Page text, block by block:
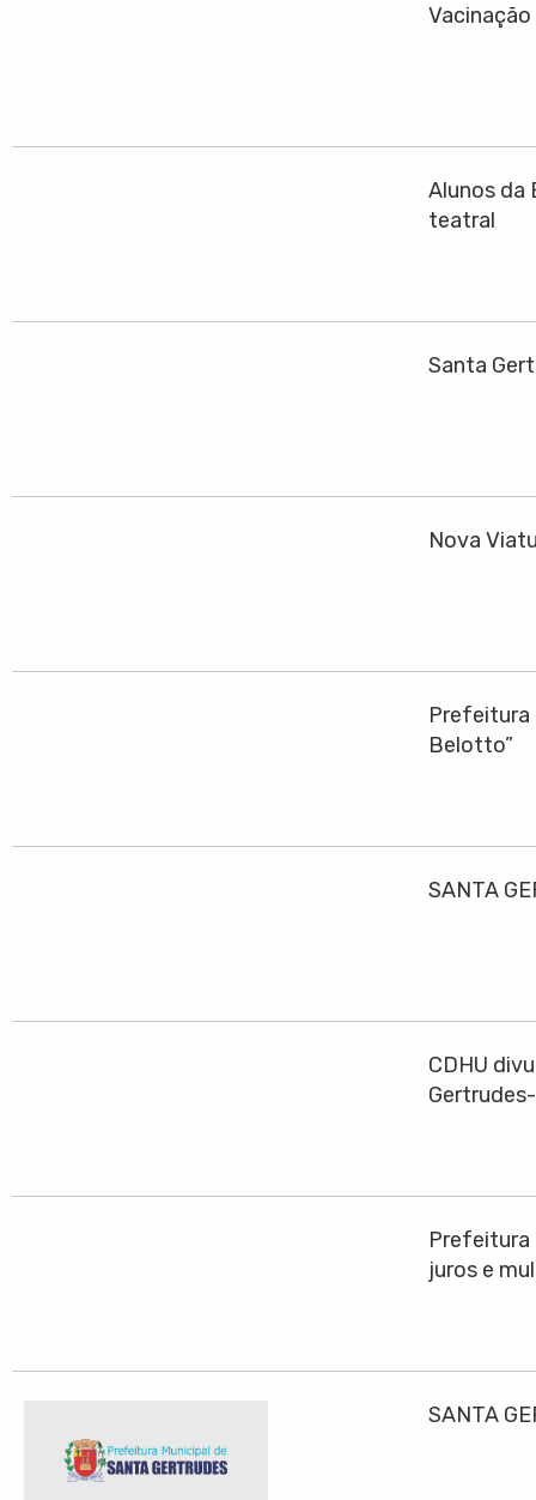
Alunos da
teatral
Santa
Nova
Prefeitura
Belotto”
SANTA
CDHU
Prefeitura
juros e
SANTA